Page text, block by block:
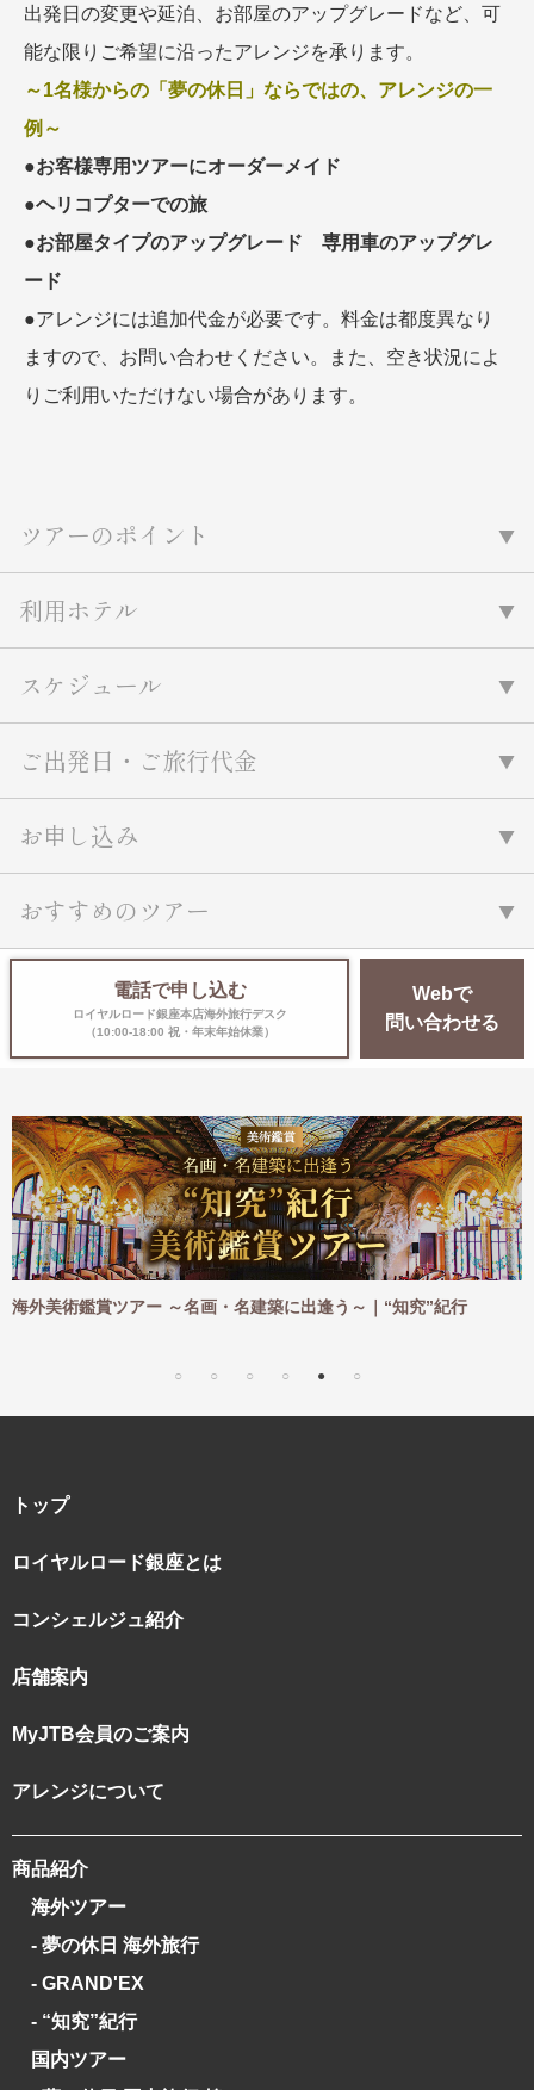
出発日の変更や延泊、お部屋のアップグレードなど、可
能な限りご希望に沿ったアレンジを承ります。
～1名様からの「夢の休日」ならではの、アレンジの一
例～
●お客様専用ツアーにオーダーメイド
●ヘリコプターでの旅
●お部屋タイプのアップグレード 専用車のアップグレ
ード
●アレンジには追加代金が必要です。料金は都度異なり
ますので、お問い合わせください。また、空き状況によ
りご利用いただけない場合があります。
ツアーのポイント
利用ホテル
スケジュール
ご出発日・ご旅行代金
お申し込み
おすすめのツアー
電話で申し込む
ロイヤルロード銀座本店海外旅行デスク
（10:00-18:00 祝・年末年始休業）
Webで
問い合わせる
海外美術鑑賞ツアー ～名画・名建築に出逢う～｜“知究”紀行
トップ
ロイヤルロード銀座とは
コンシェルジュ紹介
店舗案内
MyJTB会員のご案内
アレンジについて
商品紹介
海外ツアー
- 夢の休日 海外旅行
- GRAND'EX
- “知究”紀行
国内ツアー